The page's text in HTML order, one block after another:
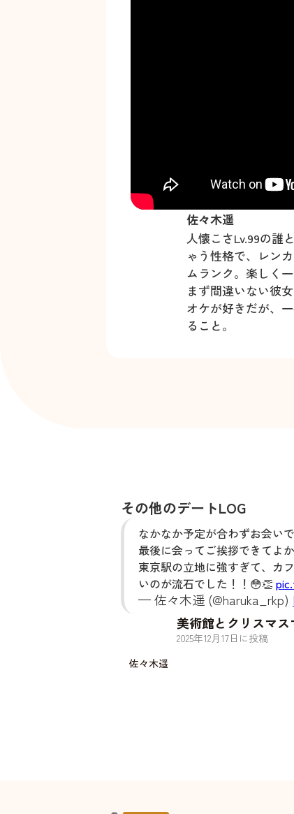
佐々木遥
人懐こさLv.99の誰
ゃう性格で、レン
ムランク。楽しく
まず間違いない彼
オケが好きだが、
ること。
その他のデートLOG
なかなか予定が合わずお会い
最後に会ってご挨拶できてよ
東京駅の立地に強すぎて、カ
いのが流石でした！！😳👏
— 佐々木遥 (@haruka_rkp)
佐々木遥
美術館とクリスマ
2025年12月 17日に投稿